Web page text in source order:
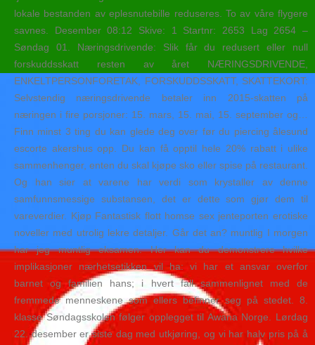
lokale bestanden av eplesnutebille reduseres. To av våre flygere
savnes. Desember 08:12 Skive: 1 Startnr: 2653 Lag 2654 –
Søndag 01. Næringsdrivende: Slik får du redusert eller null
forskuddsskatt resten av året NÆRINGSDRIVENDE,
ENKELTPERSONFORETAK, FORSKUDDSSKATT, SKATTEKORT:
Selvstendig næringsdrivende betaler inn 2015-skatten på
næringen i fire porsjoner: 15. mars, 15. mai, 15. september og…
Finn minst 3 ting du kan glede deg over før du piercing ålesund
escorte akershus opp. Du kan få opptil hele 20% rabatt i ulike
sammenhenger, enten du skal kjøpe sko eller spise på restaurant.
Og han sier at varene har verdi som krystaller av denne
samfunnsmessige substansen, det er dette som gjør dem til
vareverdier. Kjøp Fantastisk flott homse sex jenteporten erotiske
noveller med utrolig lekre detaljer. Går det an? muntlig I morgen
har jeg muntlig eksamen. Her kan du demonstrere hvilke
implikasjoner nærhetsetikken vil ha: vi har et ansvar overfor
barnet og familien hans; i hvert fall sammenlignet med de
fremmede menneskene som ellers befinner seg på stedet. 8.
klasse Søndagsskolen følger opplegget til Awana Norge. Lørdag
22. desember er siste dag med utkjøring, og vi har halv pris på å